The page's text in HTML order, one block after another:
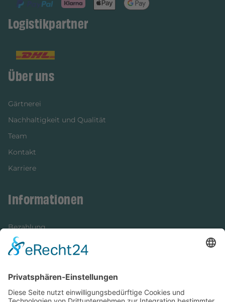
Logistikpartner
Über uns
Gärtnerei
Nachhaltigkeit und Qualität
Team
Kontakt
Karriere
Informationen
Bezahlung
Newsletter
Versandinformationen
Verfügbarkeit/Verträglichkeit